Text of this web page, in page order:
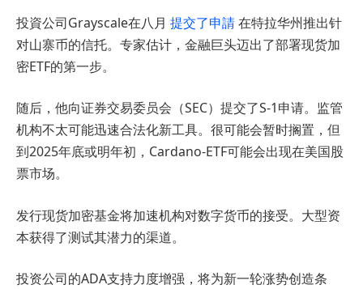
投資公司Grayscale在八月 提交了申請在特拉华州推出针
对山寨币的信托。专家估计，金融巨头迈出了部署现货加
密ETF的第一步。
随后，他向证券交易委员会（SEC）提交了S-1申请。监管
机构不太可能迅速合法化新工具。很可能会暂时搁置，但
到2025年底或明年初，Cardano-ETF可能会出现在美国股
票市场。
发行现货加密基金将加速机构对数字货币的接受。大型资
本获得了测试其潜力的渠道。
投资公司的ADA支持力度增强，将为新一轮涨势创造条